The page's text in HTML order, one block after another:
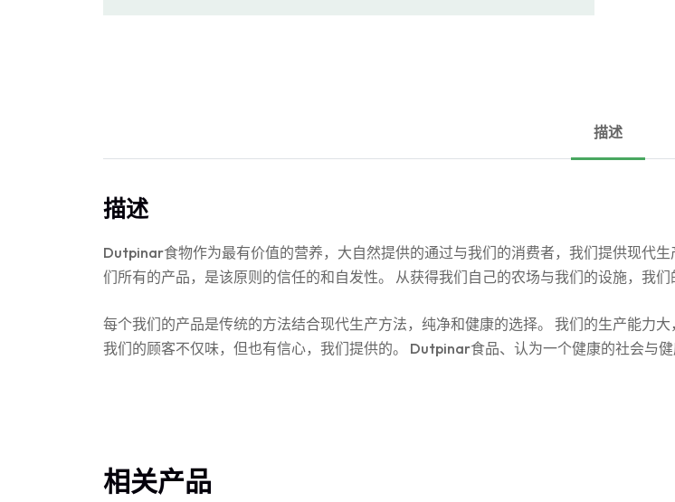
描述
描述
Dutpinar食物作为最有价值的营养，大自然提供的通过与我们的消费者，我们提供现代
们所有的产品，是该原则的信任的和自发性。 从获得我们自己的农场与我们的设施，我
每个我们的产品是传统的方法结合现代生产方法，纯净和健康的选择。 我们的生产能力
我们的顾客不仅味，但也有信心，我们提供的。 Dutpinar食品、认为一个健康的社会与
相关产品